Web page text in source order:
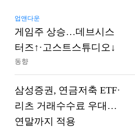
업앤다운
게임주 상승…데브시스
터즈↑·고스트스튜디오↓
동향
삼성증권, 연금저축 ETF·
리츠 거래수수료 우대…
연말까지 적용